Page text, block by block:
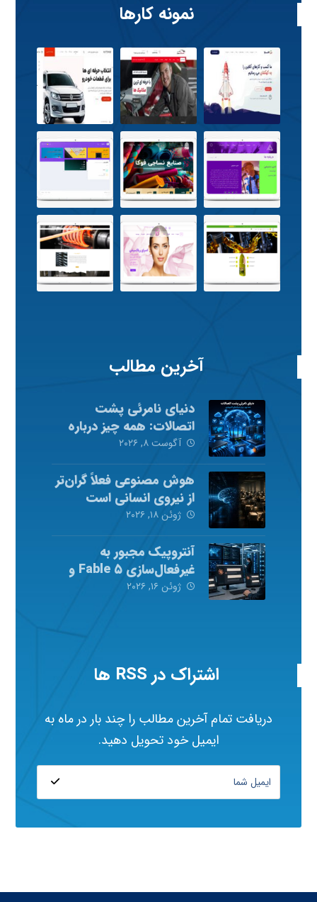
نمونه کارها
آخرین مطالب
دنیای نامرئی پشت
اتصالات: همه چیز درباره
شبکه‌های کامپیوتری
آگوست ۸, ۲۰۲۶
هوش مصنوعی فعلاً گران‌تر
از نیروی انسانی است
ژوئن ۱۸, ۲۰۲۶
آنتروپیک مجبور به
غیرفعال‌سازی Fable ۵ و
Mythos ۵ شد
ژوئن ۱۶, ۲۰۲۶
اشتراک در RSS ها
دریافت تمام آخرین مطالب را چند بار در ماه به
ایمیل خود تحویل دهید.